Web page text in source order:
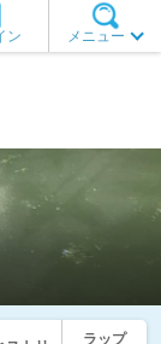
メニュー
ン
ラップ